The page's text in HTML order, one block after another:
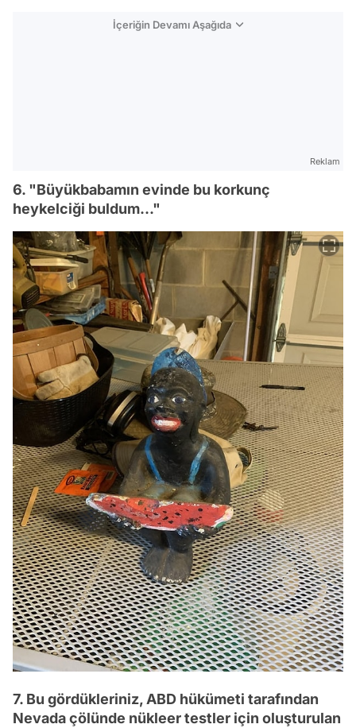
İçeriğin Devamı Aşağıda
Reklam
6. "Büyükbabamın evinde bu korkunç
heykelciği buldum..."
7. Bu gördükleriniz, ABD hükümeti tarafından
Nevada çölünde nükleer testler için oluşturulan